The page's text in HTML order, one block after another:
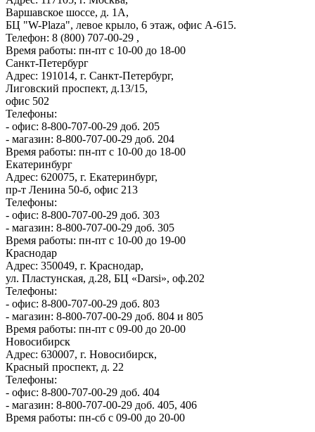
Варшавское шоссе, д. 1А,
БЦ "W-Plaza", левое крыло, 6 этаж, офис А-615.
Телефон: 8 (800) 707-00-29 ,
Время работы: пн-пт с 10-00 до 18-00
Санкт-Петербург
Адрес: 191014, г. Санкт-Петербург,
Лиговский проспект, д.13/15,
офис 502
Телефоны:
- офис: 8-800-707-00-29 доб. 205
- магазин: 8-800-707-00-29 доб. 204
Время работы: пн-пт с 10-00 до 18-00
Екатеринбург
Адрес: 620075, г. Екатеринбург,
пр-т Ленина 50-б, офис 213
Телефоны:
- офис: 8-800-707-00-29 доб. 303
- магазин: 8-800-707-00-29 доб. 305
Время работы: пн-пт с 10-00 до 19-00
Краснодар
Адрес: 350049, г. Краснодар,
ул. Пластунская, д.28, БЦ «Darsi», оф.202
Телефоны:
- офис: 8-800-707-00-29 доб. 803
- магазин: 8-800-707-00-29 доб. 804 и 805
Время работы: пн-пт с 09-00 до 20-00
Новосибирск
Адрес: 630007, г. Новосибирск,
Красный проспект, д. 22
Телефоны:
- офис: 8-800-707-00-29 доб. 404
- магазин: 8-800-707-00-29 доб. 405, 406
Время работы: пн-сб с 09-00 до 20-00